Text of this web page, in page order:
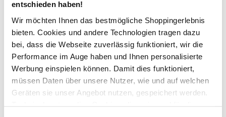
entschieden haben!
Wir möchten Ihnen das bestmögliche Shoppingerlebnis
bieten. Cookies und andere Technologien tragen dazu
bei, dass die Webseite zuverlässig funktioniert, wir die
Performance im Auge haben und Ihnen personalisierte
Werbung einspielen können. Damit dies funktioniert,
müssen Daten über unsere Nutzer, wie und auf welchen
Geräten sie unser Angebot nutzen, gespeichert werden.
Kostenlose Filiallieferung in Ihre Wunschfiliale
Zur Wunschliste hinzufügen